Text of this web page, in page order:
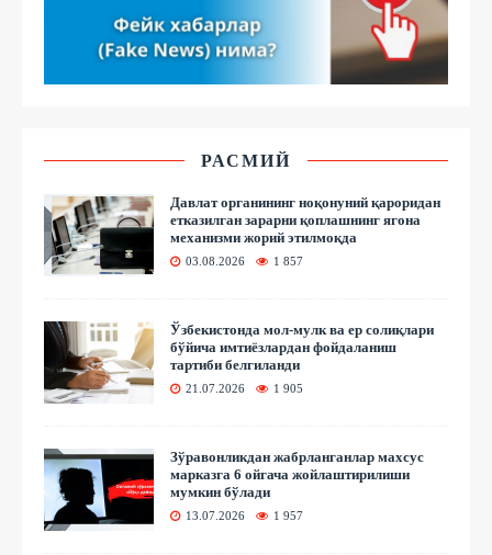
РАСМИЙ
Давлат органининг ноқонуний қароридан
етказилган зарарни қоплашнинг ягона
механизми жорий этилмоқда
03.08.2026 1 857
Ўзбекистонда мол-мулк ва ер солиқлари
бўйича имтиёзлардан фойдаланиш
тартиби белгиланди
21.07.2026 1 905
Зўравонликдан жабрланганлар махсус
марказга 6 ойгача жойлаштирилиши
мумкин бўлади
13.07.2026 1 957